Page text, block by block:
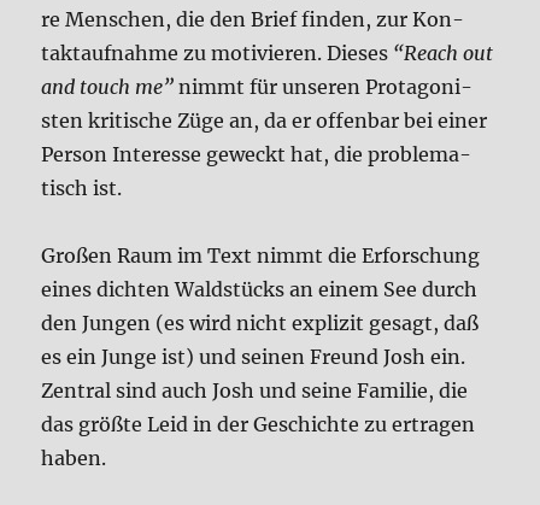
re Men­schen, die den Brief fin­den, zur Kon­
takt­auf­nah­me zu moti­vie­ren. Die­ses “Reach out
and touch me” nimmt für unse­ren Prot­ago­ni­
sten kri­ti­sche Züge an, da er offen­bar bei einer
Per­son Inter­es­se geweckt hat, die pro­ble­ma­
tisch ist.
Gro­ßen Raum im Text nimmt die Erfor­schung
eines dich­ten Wald­stücks an einem See durch
den Jun­gen (es wird nicht expli­zit gesagt, daß
es ein Jun­ge ist) und sei­nen Freund Josh ein.
Zen­tral sind auch Josh und sei­ne Fami­lie, die
das größ­te Leid in der Geschich­te zu ertra­gen
haben.